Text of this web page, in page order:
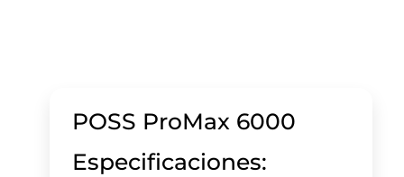
POSS ProMax 6000
Especificaciones: